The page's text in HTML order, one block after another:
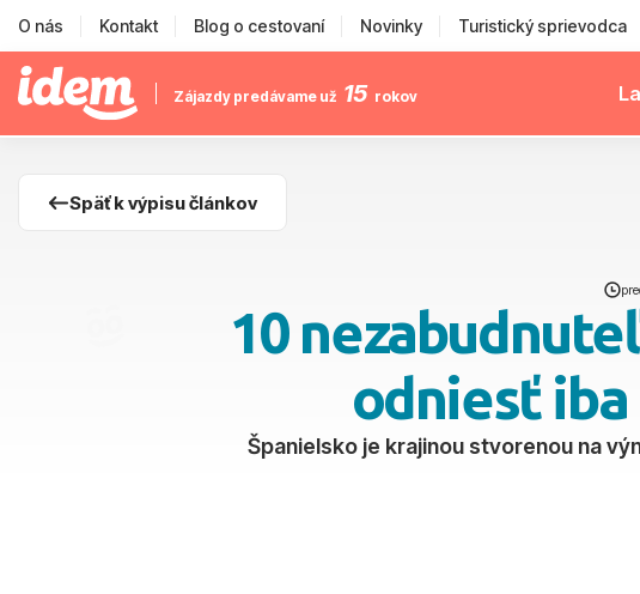
O nás Kontakt Blog o cestovaní Novinky Turistický sprievodca
Zájazdy predávame už 15 rokov
Späť k výpisu článkov
10
odniesť iba
Španielsko je krajinou stvorenou na